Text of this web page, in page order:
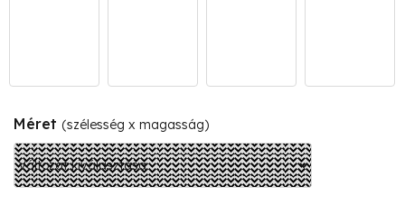
Méret (szélesség x magasság)